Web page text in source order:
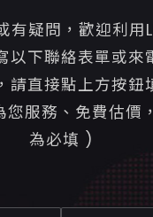
有疑問，歡迎利用
以下聯絡表單或來
請直接點上方按鈕
您服務、免費估價
為必填 )